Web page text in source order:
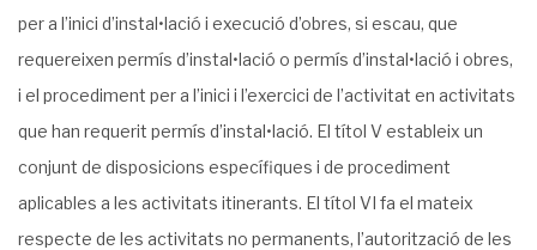
per a l’inici d’instal•lació i execució d’obres, si escau, que
requereixen permís d’instal•lació o permís d’instal•lació i obres,
i el procediment per a l’inici i l’exercici de l’activitat en activitats
que han requerit permís d’instal•lació. El títol V estableix un
conjunt de disposicions específiques i de procediment
aplicables a les activitats itinerants. El títol VI fa el mateix
respecte de les activitats no permanents, l’autorització de les